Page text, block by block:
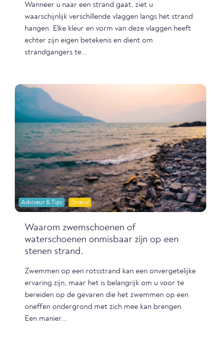
Wanneer u naar een strand gaat, ziet u
waarschijnlijk verschillende vlaggen langs het strand
hangen. Elke kleur en vorm van deze vlaggen heeft
echter zijn eigen betekenis en dient om
strandgangers te...
Adviseur & Tips Strand
Waarom zwemschoenen of
waterschoenen onmisbaar zijn op een
stenen strand.
Zwemmen op een rotsstrand kan een onvergetelijke
ervaring zijn, maar het is belangrijk om u voor te
bereiden op de gevaren die het zwemmen op een
oneffen ondergrond met zich mee kan brengen.
Een manier...